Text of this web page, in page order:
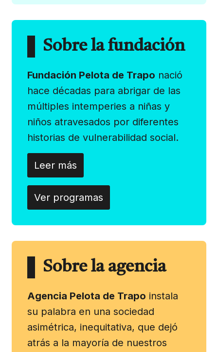
Sobre la fundación
Fundación Pelota de Trapo nació
hace décadas para abrigar de las
múltiples intemperies a niñas y
niños atravesados por diferentes
historias de vulnerabilidad social.
Leer más
Ver programas
Sobre la agencia
Agencia Pelota de Trapo instala
su palabra en una sociedad
asimétrica, inequitativa, que dejó
atrás a la mayoría de nuestros